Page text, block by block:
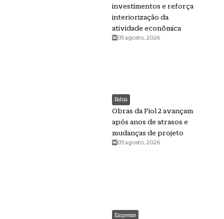
investimentos e reforça
interiorização da
atividade econômica
05 agosto, 2026
Bahia
Obras da Fiol 2 avançam
após anos de atrasos e
mudanças de projeto
05 agosto, 2026
Empresas